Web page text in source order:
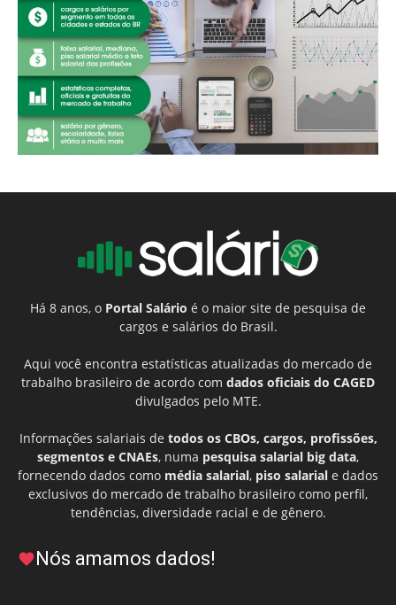
Há 8 anos, o Portal Salário é o maior site de pesquisa de
cargos e salários do Brasil.
Aqui você encontra estatísticas atualizadas do mercado de
trabalho brasileiro de acordo com dados oficiais do CAGED
divulgados pelo MTE.
Informações salariais de todos os CBOs, cargos, profissões,
segmentos e CNAEs, numa pesquisa salarial big data,
fornecendo dados como média salarial, piso salarial e dados
exclusivos do mercado de trabalho brasileiro como perfil,
tendências, diversidade racial e de gênero.
Nós amamos dados!